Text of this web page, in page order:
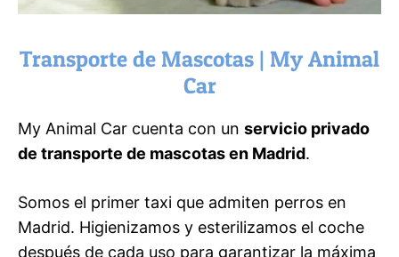
Transporte de Mascotas | My Animal
Car
My Animal Car cuenta con un servicio privado
de transporte de mascotas en Madrid.
Somos el primer taxi que admiten perros en
Madrid. Higienizamos y esterilizamos el coche
después de cada uso para garantizar la máxima